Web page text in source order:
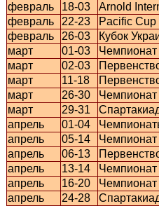
февраль
18-03
Arnold
февраль
22-23
Pacific
февраль
26-03 Кубок
март
01-03 Чемпионат
март
02-03
март
11-18
март
26-30
март
29-31
апрель
01-04
апрель
05-14
апрель
06-13
апрель
13-14
апрель
16-20 Чемпионат
апрель
24-28